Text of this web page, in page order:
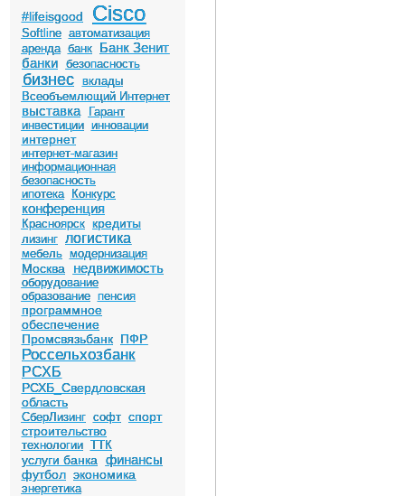
#lifeisgood Cisco
Softline автоматизация
аренда банк
Банк Зенит
банки безопасность
бизнес
вклады
Всеобъемлющий Интернет
выставка
Гарант
инвестиции инновации
интернет
интернет-магазин
информационная
безопасность
ипотека
Конкурс
конференция
Красноярск кредиты
лизинг логистика
мебель модернизация
Москва недвижимость
оборудование
образование пенсия
программное
обеспечение
Промсвязьбанк ПФР
Россельхозбанк
РСХБ
РСХБ_Свердловская
область
СберЛизинг софт спорт
строительство
технологии ТТК
услуги банка финансы
футбол экономика
энергетика